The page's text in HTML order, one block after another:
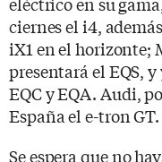
ciernes el i4,
iX1 en el horizonte;
presentará el EQS,
EQC y EQA. Audi,
España el e-tron GT.
Se espera que no